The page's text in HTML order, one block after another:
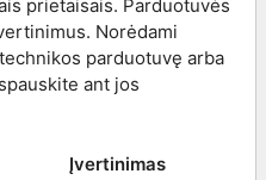
prietaisais. Parduotuvės
Norėdami
parduotuvę arba
ant jos
Įvertinimas